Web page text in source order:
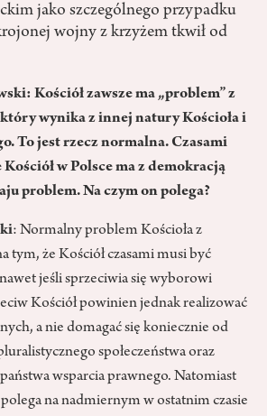
jako szczególnego przypadku
wojny z krzyżem tkwił od
Kościół zawsze ma „problem” z
wynika z innej natury Kościoła i
To jest rzecz normalna. Czasami
w Polsce ma z demokracją
problem. Na czym on polega?
: Normalny problem Kościoła z
tym, że Kościół czasami musi być
jeśli sprzeciwia się wyborowi
Kościół powinien jednak realizować
a nie domagać się koniecznie od
społeczeństwa oraz
wsparcia prawnego. Natomiast
na nadmiernym w ostatnim czasie